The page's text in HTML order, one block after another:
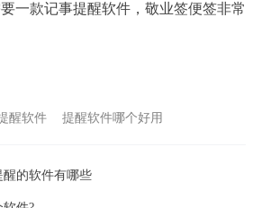
一款记事提醒软件，敬业签便签非常
醒软件 提醒软件哪个好用
的软件有哪些